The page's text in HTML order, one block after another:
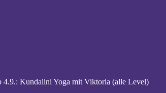
4.9.: Kundalini Yoga mit Viktoria (alle Level)